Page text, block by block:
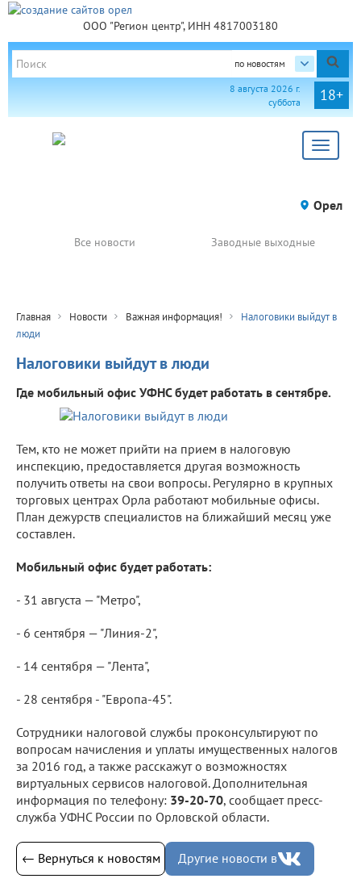
ООО "Регион центр", ИНН 4817003180
по новостям
18+
8 августа 2026 г.
суббота
Toggle
Орел
Все новости Заводные выходные
Главная Новости Важная информация!
Налоговики выйдут в
люди
Налоговики выйдут в люди
Где мобильный офис УФНС будет работать в сентябре.
Тем, кто не может прийти на прием в налоговую
инспекцию, предоставляется другая возможность
получить ответы на свои вопросы. Регулярно в крупных
торговых центрах Орла работают мобильные офисы.
План дежурств специалистов на ближайший месяц уже
составлен.
Мобильный офис будет работать:
- 31 августа — "Метро",
- 6 сентября — "Линия-2",
- 14 сентября — "Лента",
- 28 сентября - "Европа-45".
Сотрудники налоговой службы проконсультируют по
вопросам начисления и уплаты имущественных налогов
за 2016 год, а также расскажут о возможностях
виртуальных сервисов налоговой. Дополнительная
информация по телефону: 39-20-70, сообщает пресс-
служба УФНС России по Орловской области.
← Вернуться к новостям Другие новости в